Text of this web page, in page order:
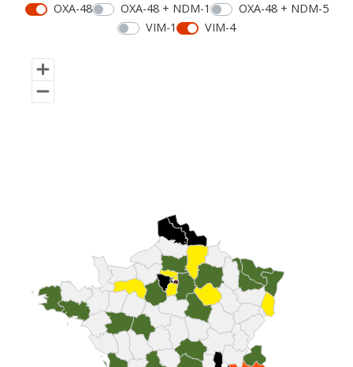
OXA-48
OXA-48 + NDM-1
OXA-48 + NDM-5
VIM-1
VIM-4